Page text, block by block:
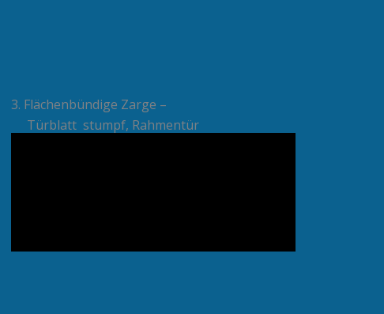
3. Flächenbündige Zarge –
Türblatt stumpf, Rahmentür